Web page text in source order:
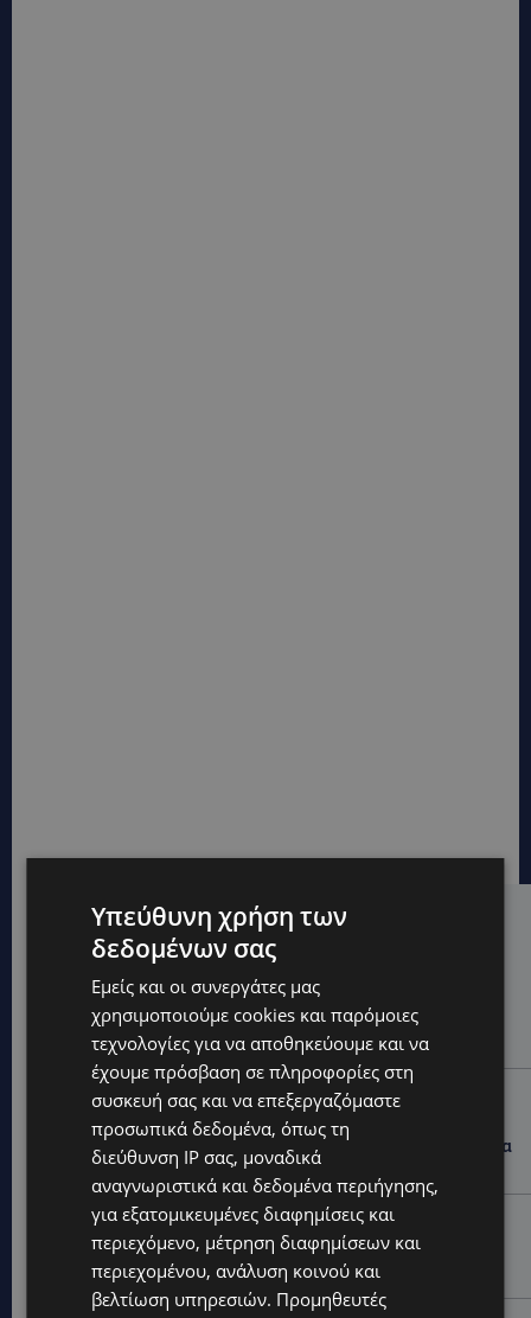
Hot this week
ΑΛΕΞΙΑ ΠΟΤΑΜΙΤΟΥ: Από την προσωπική απώλεια
στην κοινωνική προσφορά – Αναλαμβάνει το
χαρτοφυλάκιο Κοινωνικής Πρόνοιας στον ΔΗΣΥ
UPDATES
44ο ΦΕΣΤΙΒΑΛ ΛΕΥΚΑΡΩΝ: «Ο άνθρωπος είναι ο
πολιτισμός» – Η ξεχωριστή τιμή που επιφύλαξαν τα
Λεύκαρα-(Βίντεο)
UPDATES
ΜΑΚΑΡΙΟΣ ΔΡΟΥΣΙΩΤΗΣ: Ζητά τη στήριξη του κοινού
για τα δικαστικά έξοδα-Τι λέει ο ίδιος-(Βίντεο)
Υπεύθυνη χρήση των
δεδομένων σας
Εμείς και οι συνεργάτες μας
χρησιμοποιούμε cookies και παρόμοιες
τεχνολογίες για να αποθηκεύουμε και να
έχουμε πρόσβαση σε πληροφορίες στη
συσκευή σας και να επεξεργαζόμαστε
προσωπικά δεδομένα, όπως τη
διεύθυνση IP σας, μοναδικά
αναγνωριστικά και δεδομένα περιήγησης,
για εξατομικευμένες διαφημίσεις και
περιεχόμενο, μέτρηση διαφημίσεων και
περιεχομένου, ανάλυση κοινού και
βελτίωση υπηρεσιών. Προμηθευτές